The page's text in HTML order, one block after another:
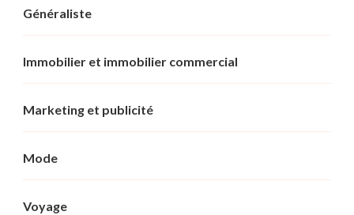
Généraliste
Immobilier et immobilier commercial
Marketing et publicité
Mode
Voyage